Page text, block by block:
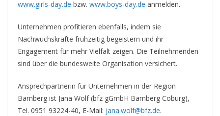
www.girls-day.de bzw. www.boys-day.de anmelden.
Unternehmen profitieren ebenfalls, indem sie
Nachwuchskräfte frühzeitig begeistern und ihr
Engagement für mehr Vielfalt zeigen. Die Teilnehmenden
sind über die bundesweite Organisation versichert.
Ansprechpartnerin für Unternehmen in der Region
Bamberg ist Jana Wolf (bfz gGmbH Bamberg Coburg),
Tel. 0951 93224-40, E-Mail: jana.wolf@bfz.de.